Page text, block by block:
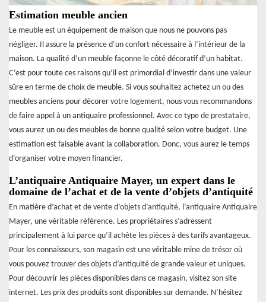
Estimation meuble ancien
Le meuble est un équipement de maison que nous ne pouvons pas
négliger. Il assure la présence d’un confort nécessaire à l’intérieur de la
maison. La qualité d’un meuble façonne le côté décoratif d’un habitat.
C’est pour toute ces raisons qu’il est primordial d’investir dans une valeur
sûre en terme de choix de meuble. Si vous souhaitez achetez un ou des
meubles anciens pour décorer votre logement, nous vous recommandons
de faire appel à un antiquaire professionnel. Avec ce type de prestataire,
vous aurez un ou des meubles de bonne qualité selon votre budget. Une
estimation est faisable avant la collaboration. Donc, vous aurez le temps
d’organiser votre moyen financier.
L’antiquaire Antiquaire Mayer, un expert dans le
domaine de l’achat et de la vente d’objets d’antiquité
En matière d’achat et de vente d’objets d’antiquité, l’antiquaire Antiquaire
Mayer, une véritable référence. Les propriétaires s’adressent
principalement à lui parce qu’il achète les pièces à des tarifs avantageux.
Pour les connaisseurs, son magasin est une véritable mine de trésor où
vous pouvez trouver des objets d’antiquité de grande valeur et uniques.
Pour découvrir les pièces disponibles dans ce magasin, visitez son site
internet. Les prix des produits sont disponibles sur demande. N’hésitez